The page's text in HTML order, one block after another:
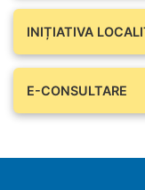
INIȚIATIVA
E-CONSULTARE